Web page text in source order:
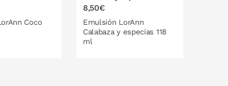
Coco
8,50€
Emulsión LorAnn
Calabaza y especias 118
ml